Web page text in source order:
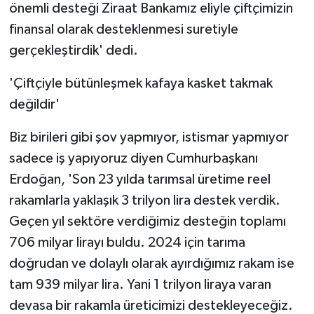
önemli desteği Ziraat Bankamız eliyle çiftçimizin
finansal olarak desteklenmesi suretiyle
gerçekleştirdik' dedi.
'Çiftçiyle bütünleşmek kafaya kasket takmak
değildir'
Biz birileri gibi şov yapmıyor, istismar yapmıyor
sadece iş yapıyoruz diyen Cumhurbaşkanı
Erdoğan, 'Son 23 yılda tarımsal üretime reel
rakamlarla yaklaşık 3 trilyon lira destek verdik.
Geçen yıl sektöre verdiğimiz desteğin toplamı
706 milyar lirayı buldu. 2024 için tarıma
doğrudan ve dolaylı olarak ayırdığımız rakam ise
tam 939 milyar lira. Yani 1 trilyon liraya varan
devasa bir rakamla üreticimizi destekleyeceğiz.